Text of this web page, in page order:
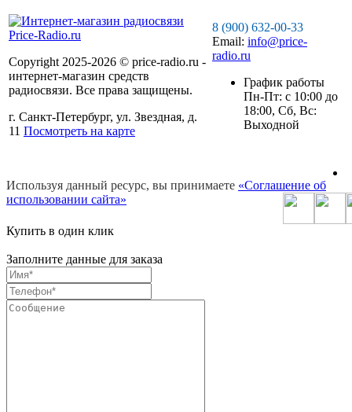
Copyright 2025-2026 © price-radio.ru -
интернет-магазин средств
радиосвязи. Все права защищены.
г. Санкт-Петербург, ул. Звездная, д.
11 Посмотреть на карте
8 (900) 632-00-33
Email: info@price-
radio.ru
График работы
Пн-Пт: c 10:00 до
18:00, Сб, Вс:
Выходной
Используя данный ресурс, вы принимаете «Соглашение об
использовании сайта»
Купить в один клик
Заполните данные для заказа